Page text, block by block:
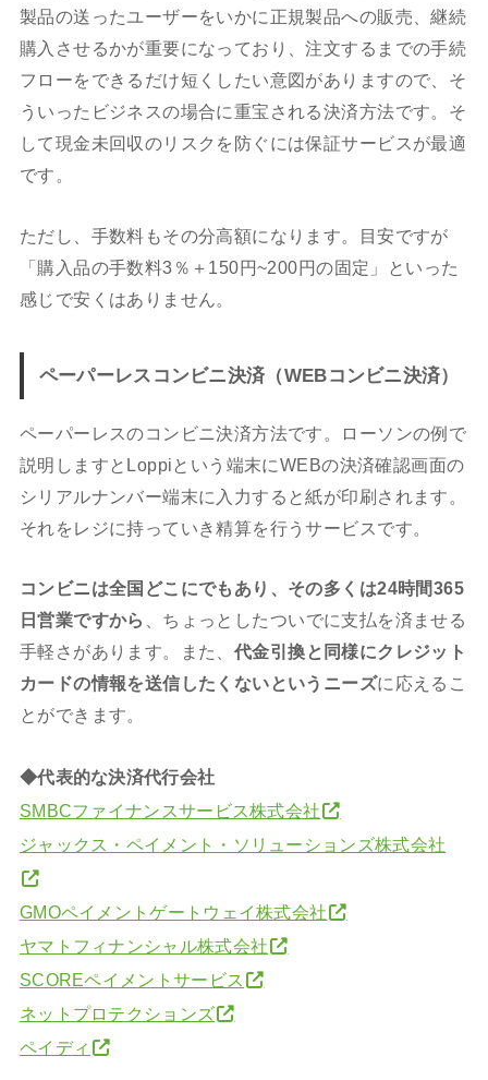
製品の送ったユーザーをいかに正規製品への販売、継続
購入させるかが重要になっており、注文するまでの手続
フローをできるだけ短くしたい意図がありますので、そ
ういったビジネスの場合に重宝される決済方法です。そ
して現金未回収のリスクを防ぐには保証サービスが最適
です。
ただし、手数料もその分高額になります。目安ですが
「購入品の手数料3％＋150円~200円の固定」といった
感じで安くはありません。
ペーパーレスコンビニ決済（WEBコンビニ決済）
ペーパーレスのコンビニ決済方法です。ローソンの例で
説明しますとLoppiという端末にWEBの決済確認画面の
シリアルナンバー端末に入力すると紙が印刷されます。
それをレジに持っていき精算を行うサービスです。
コンビニは全国どこにでもあり、その多くは24時間365
日営業ですから
、ちょっとしたついでに支払を済ませる
手軽さがあります。また、 代金引換と同様にクレジット
カードの情報を送信したくないというニーズに応えるこ
とができます。
◆代表的な決済代行会社
SMBCファイナンスサービス株式会社
ジャックス・ペイメント・ソリューションズ株式会社
GMOペイメントゲートウェイ株式会社
ヤマトフィナンシャル株式会社
SCOREペイメントサービス
ネットプロテクションズ
ペイディ